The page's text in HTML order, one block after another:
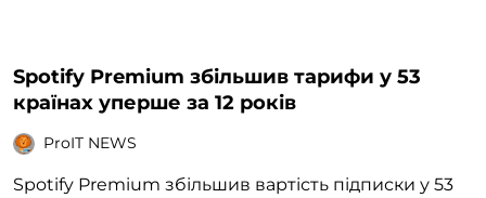
​Spotify Premium збільшив тарифи у 53
країнах уперше за 12 років
ProIT NEWS
Spotify Premium збільшив вартість підписки у 53